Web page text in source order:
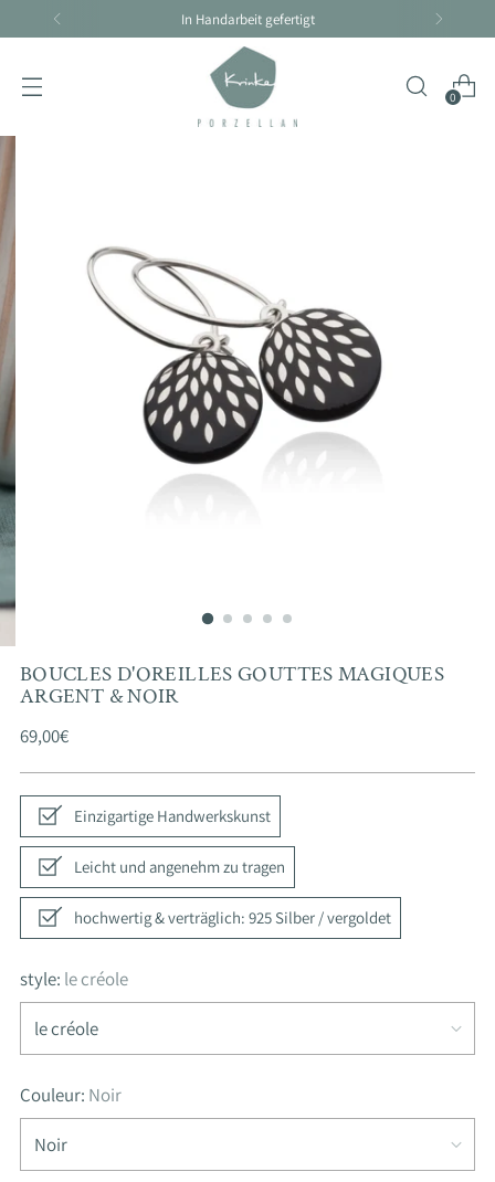
Handarbeit braucht seine Zeit - Lieferzeit 4-10 Tage
0
BOUCLES D'OREILLES GOUTTES MAGIQUES
ARGENT & NOIR
Prix
69,00€
Einzigartige Handwerkskunst
Leicht und angenehm zu tragen
hochwertig & verträglich: 925 Silber / vergoldet
style: le créole
Couleur: Noir